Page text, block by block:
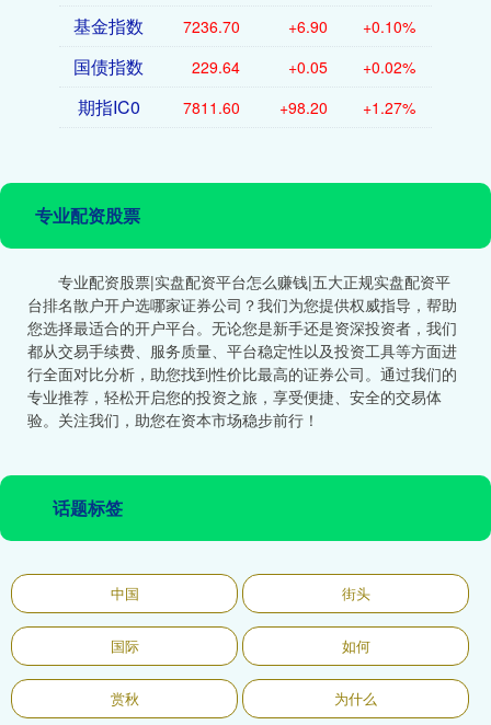
基金指数 7236.70 +6.90 +0.10%
国债指数 229.64 +0.05 +0.02%
期指IC0 7811.60 +98.20 +1.27%
专业配资股票
专业配资股票|实盘配资平台怎么赚钱|五大正规实盘配资平
台排名散户开户选哪家证券公司？我们为您提供权威指导，帮助
您选择最适合的开户平台。无论您是新手还是资深投资者，我们
都从交易手续费、服务质量、平台稳定性以及投资工具等方面进
行全面对比分析，助您找到性价比最高的证券公司。通过我们的
专业推荐，轻松开启您的投资之旅，享受便捷、安全的交易体
验。关注我们，助您在资本市场稳步前行！
话题标签
中国 街头
国际 如何
赏秋 为什么